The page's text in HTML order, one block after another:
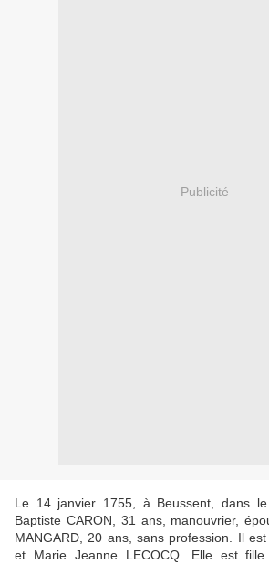
Publicité
Le 14 janvier 1755, à Beussent, dans le
Baptiste CARON, 31 ans, manouvrier,
MANGARD, 20 ans, sans profession. Il
et Marie Jeanne LECOCQ. Elle est